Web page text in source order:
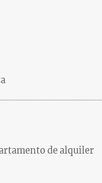
de alquiler